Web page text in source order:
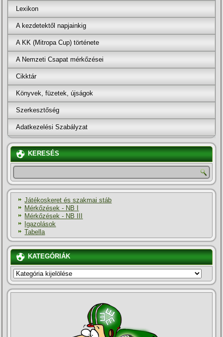
Lexikon
A kezdetektől napjainkig
A KK (Mitropa Cup) története
A Nemzeti Csapat mérkőzései
Cikktár
Könyvek, füzetek, újságok
Szerkesztőség
Adatkezelési Szabályzat
KERESÉS
Játékoskeret és szakmai stáb
Mérkőzések - NB I
Mérkőzések - NB III
Igazolások
Tabella
KATEGÓRIÁK
KATEGÓRIÁK